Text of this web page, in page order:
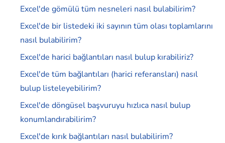
Excel'de gömülü tüm nesneleri nasıl bulabilirim?
Excel'de bir listedeki iki sayının tüm olası toplamlarını
nasıl bulabilirim?
Excel'de harici bağlantıları nasıl bulup kırabiliriz?
Excel'de tüm bağlantıları (harici referansları) nasıl
bulup listeleyebilirim?
Excel'de döngüsel başvuruyu hızlıca nasıl bulup
konumlandırabilirim?
Excel'de kırık bağlantıları nasıl bulabilirim?